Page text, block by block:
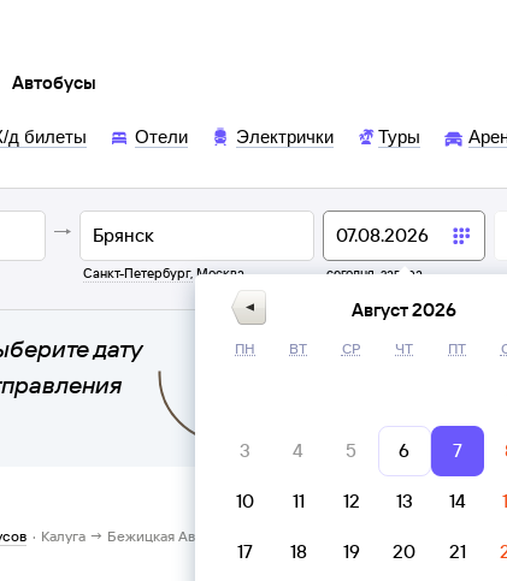
Автобусы
билеты Отели Электрички Туры
Санкт-Петербург, Москва сегодня, завтра
дату
· Калуга → Бежицкая Автостанция Брянск
Август 2026
ПН ВТ СР ЧТ ПТ
3 4 5 6 7
10 11 12 13 14
17 18 19 20 21